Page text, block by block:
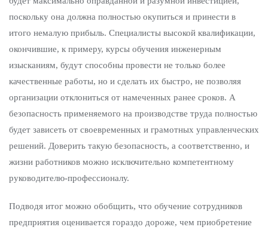
поскольку она должна полностью окупиться и принести в
итого немалую прибыль. Специалисты высокой квалификации,
окончившие, к примеру, курсы обучения инженерным
изысканиям, будут способны провести не только более
качественные работы, но и сделать их быстро, не позволяя
организации отклониться от намеченных ранее сроков. А
безопасность применяемого на производстве труда полностью
будет зависеть от своевременных и грамотных управленческих
решений. Доверить такую безопасность, а соответственно, и
жизни работников можно исключительно компетентному
руководителю-профессионалу.
Подводя итог можно обобщить, что обучение сотрудников
предприятия оценивается гораздо дороже, чем приобретение